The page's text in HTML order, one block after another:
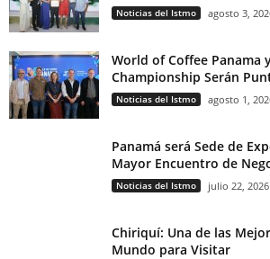
Noticias del Istmo agosto 3,
World of Coffee Panama
Championship Serán
Noticias del Istmo agosto 1,
Panamá será Sede de
Mayor Encuentro de
Noticias del Istmo julio 22, 2026
Chiriquí: Una de las
Mundo para Visitar